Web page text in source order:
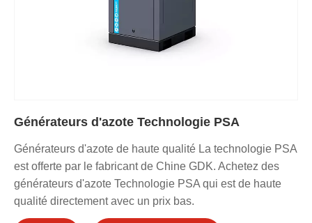
Générateurs d'azote Technologie PSA
Générateurs d'azote de haute qualité La technologie PSA
est offerte par le fabricant de Chine GDK. Achetez des
générateurs d'azote Technologie PSA qui est de haute
qualité directement avec un prix bas.